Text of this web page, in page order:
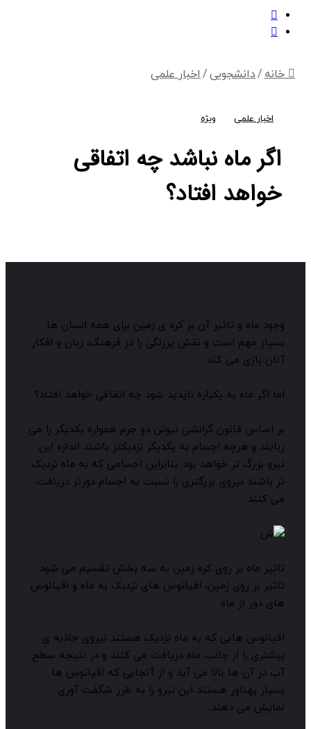
تغییر
پوسته
جستجو
/دانشجویی/اخبار علمی
اخبار علمی ویژه
اگر ماه نباشد چه اتفاقی
خواهد افتاد؟
وجود ماه و تاثیر آن بر کره ی زمین برای همه انسان ها
بسیار مهم است و نقش پررنگی را در فرهنگ، زبان و افکار
آنان بازی می کند.
اما اگر ماه به یکباره ناپدید شود چه اتفاقی خواهد افتاد؟
بر اساس قانون گرانشی نیوتن دو جرم همواره یکدیگر را می
ربایند و هرچه اجسام به یکدیگر نزدیکتر باشند اندازه این
نیرو بزرگ تر خواهد بود. بنابراین اجسامی که به ماه نزدیک
تر باشند نیروی بزرگتری را نسبت به اجسام دورتر دریافت
می کنند.
تاثیر ماه بر روی کره زمین به سه بخش تقسیم می شود:
تاثیر بر روی زمین، اقیانوس های نزدیک به ماه و اقیانوس
های دور از ماه.
اقیانوس هایی که به ماه نزدیک هستند نیروی جاذبه ی
بیشتری را از جانب ماه دریافت می کنند و در نتیجه سطح
آب در آن ها بالا می آید و از آنجایی که اقیانوس ها
بسیار پهناور هستند این نیرو را به طرز شگفت آوری
نمایش می دهند.